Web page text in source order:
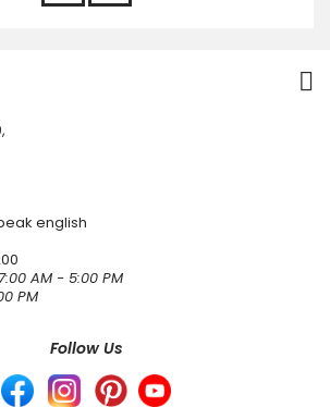
english
AM - 5:00 PM
PM
Follow Us